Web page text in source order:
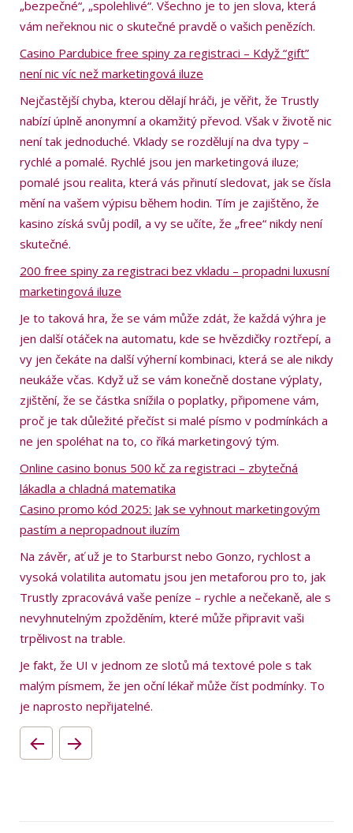
„bezpečné“, „spolehlivé“. Všechno je to jen slova, která
vám neřeknou nic o skutečné pravdě o vašich penězích.
Casino Pardubice free spiny za registraci – Když “gift”
není nic víc než marketingová iluze
Nejčastější chyba, kterou dělají hráči, je věřit, že Trustly
nabízí úplně anonymní a okamžitý převod. Však v životě nic
není tak jednoduché. Vklady se rozdělují na dva typy –
rychlé a pomalé. Rychlé jsou jen marketingová iluze;
pomalé jsou realita, která vás přinutí sledovat, jak se čísla
mění na vašem výpisu během hodin. Tím je zajištěno, že
kasino získá svůj podíl, a vy se učíte, že „free“ nikdy není
skutečné.
200 free spiny za registraci bez vkladu – propadni luxusní
marketingová iluze
Je to taková hra, že se vám může zdát, že každá výhra je
jen další otáček na automatu, kde se hvězdičky roztřepí, a
vy jen čekáte na další výherní kombinaci, která se ale nikdy
neukáže včas. Když už se vám konečně dostane výplaty,
zjištění, že se částka snížila o poplatky, připomene vám,
proč je tak důležité přečíst si malé písmo v podmínkách a
ne jen spoléhat na to, co říká marketingový tým.
Online casino bonus 500 kč za registraci – zbytečná
lákadla a chladná matematika
Casino promo kód 2025: Jak se vyhnout marketingovým
pastím a nepropadnout iluzím
Na závěr, ať už je to Starburst nebo Gonzo, rychlost a
vysoká volatilita automatu jsou jen metaforou pro to, jak
Trustly zpracovává vaše peníze – rychle a nečekaně, ale s
nevyhnutelným zpožděním, které může připravit vaši
trpělivost na trable.
Je fakt, že UI v jednom ze slotů má textové pole s tak
malým písmem, že jen oční lékař může číst podmínky. To
je naprosto nepřijatelné.